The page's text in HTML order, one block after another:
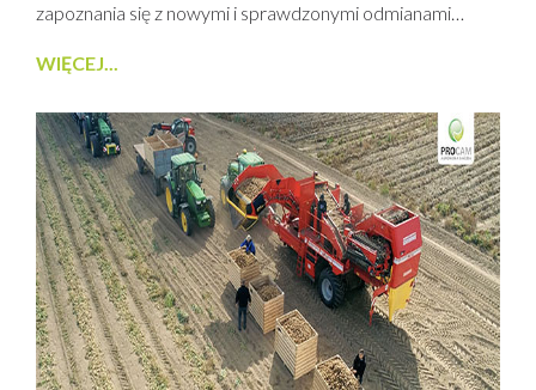
zapoznania się z nowymi i sprawdzonymi odmianami
TONIFI CS, ES PERSPECTIVE, LIGATO, RGT
technologię uprawy kukurydzy, w której zastosowano
produkty mikrobiologiczne firmy Bio-Lider: AzotoPower,
Rewital PRO+, FosfoPower, OstriniaStop, SuperPower....
WIĘCEJ...